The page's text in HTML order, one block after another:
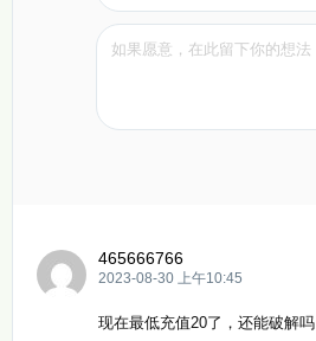
465666766
2023-08-30 上午10:45
现在最低充值20了，还能破解吗